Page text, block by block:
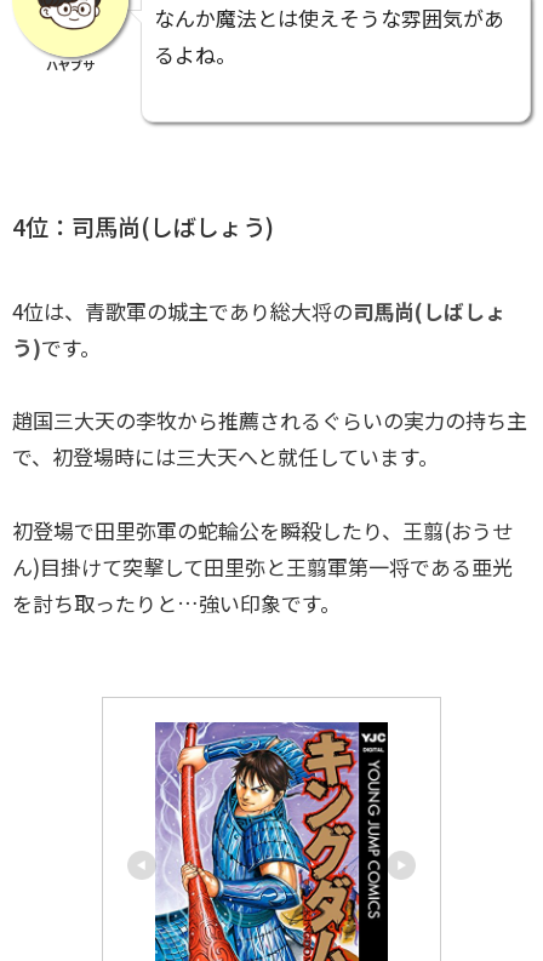
ハヤブサ
なんか魔法とは使えそうな雰囲気があ
るよね。
4位：司馬尚(しばしょう)
4位は、青歌軍の城主であり総大将の司馬尚(しばしょ
う)です。
趙国三大天の李牧から推薦されるぐらいの実力の持ち主
で、初登場時には三大天へと就任しています。
初登場で田里弥軍の蛇輪公を瞬殺したり、王翦(おうせ
ん)目掛けて突撃して田里弥と王翦軍第一将である亜光
を討ち取ったりと…強い印象です。